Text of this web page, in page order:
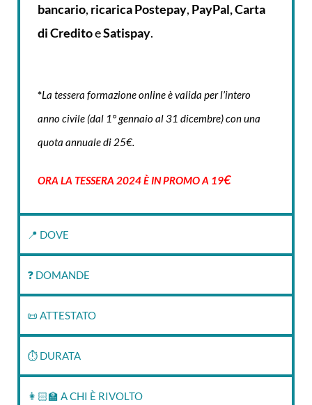
bancario, ricaricaPostepay, PayPal, Carta
di CreditoeSatispay.
*La tessera formazione online è valida per l’intero
anno civile (dal 1° gennaio al 31 dicembre) con una
quota annuale di 25€.
ORA LA TESSERA 2024 È IN PROMO A 19€
📍 DOVE
❓ DOMANDE
📜 ATTESTATO
⏱‍ DURATA
👩🏻‍🏫 A CHI È RIVOLTO